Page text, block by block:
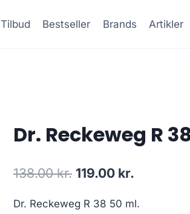
Tilbud Bestseller Brands Artikler
Dr. Reckeweg R
138.00kr. Den
119.00 kr.
Dr. Reckeweg R 38 50 ml.